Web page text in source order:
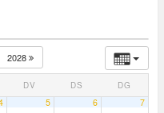
2028
DV DS DG
5 6 7